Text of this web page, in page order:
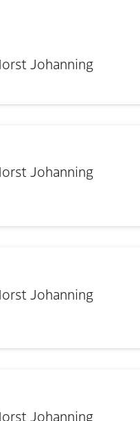
Johanning
Johanning
Johanning
Johanning